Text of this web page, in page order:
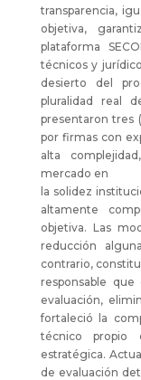
transparencia,
objetiva,
plataforma
técnicos y
desierto del
pluralidad real
presentaron tres
por firmas con
alta
mercado en
la solidez
altamente
objetiva. Las
reducción
contrario,
responsable
evaluación,
fortaleció la
técnico propio
estratégica.
de evaluación